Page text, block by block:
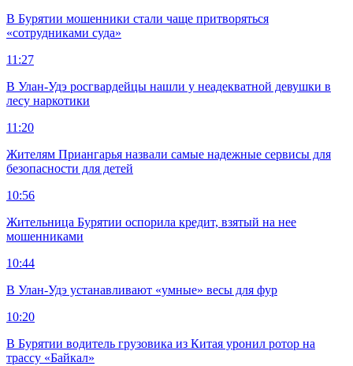
В Бурятии мошенники стали чаще притворяться
«сотрудниками суда»
11:27
В Улан-Удэ росгвардейцы нашли у неадекватной девушки в
лесу наркотики
11:20
Жителям Приангарья назвали самые надежные сервисы для
безопасности для детей
10:56
Жительница Бурятии оспорила кредит, взятый на нее
мошенниками
10:44
В Улан-Удэ устанавливают «умные» весы для фур
10:20
В Бурятии водитель грузовика из Китая уронил ротор на
трассу «Байкал»